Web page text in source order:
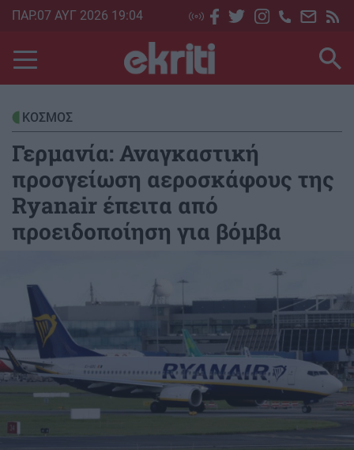
Skip
main
content
ΠΑΡ.07 ΑΥΓ 2026 19:04
ΚΟΣΜΟΣ
Γερμανία: Αναγκαστική
προσγείωση αεροσκάφους της
Ryanair έπειτα από
προειδοποίηση για βόμβα